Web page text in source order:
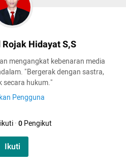
Hidayat S,S
mengangkat kebenaran media
"Bergerak dengan sastra,
secara hukum."
Pengguna
·0Pengikut
Ikuti